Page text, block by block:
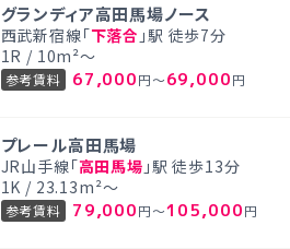
グランディア高田馬場ノース
西武新宿線「下落合 」駅 徒歩7分
1R / 10m²～
参考賃料 67,000円～69,000円
プレール高田馬場
JR山手線「高田馬場 」駅 徒歩13分
1K / 23.13m²～
参考賃料 79,000円～105,000円